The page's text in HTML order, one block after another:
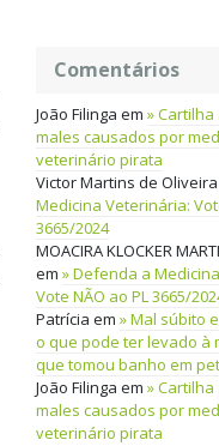
Comentários
João Filinga em
males causados por
veterinário pirata
Victor Martins de Oliveira
Medicina Veterinária:
3665/2024
MOACIRA KLOCKER
em
Defenda a
Vote NÃO ao PL 3665/
Patrícia em
Mal súbito
o que pode ter levado à
que tomou banho em
João Filinga em
males causados por
veterinário pirata